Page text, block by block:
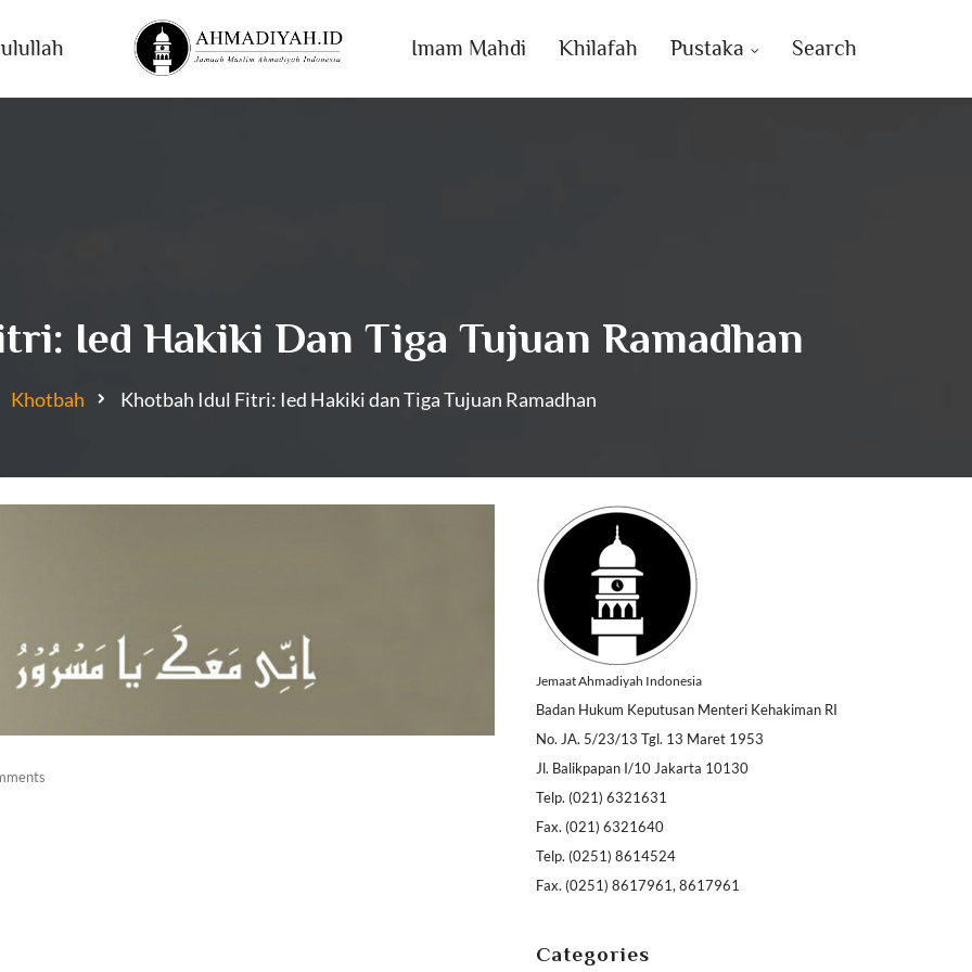
Imam Mahdi Khilafah Pustaka Search
Ied Hakiki Dan Tiga Tujuan Ramadhan
Khotbah Khotbah Idul Fitri: Ied Hakiki dan Tiga Tujuan Ramadhan
Jemaat Ahmadiyah Indonesia
Badan Hukum Keputusan Menteri Kehakiman RI
No. JA. 5/23/13 Tgl. 13 Maret 1953
Jl. Balikpapan I/10 Jakarta 10130
Telp. (021) 6321631
Fax. (021) 6321640
Telp. (0251) 8614524
Fax. (0251) 8617961, 8617961
Categories